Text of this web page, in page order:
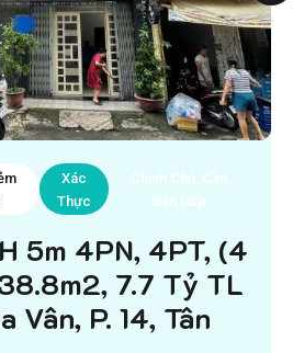
Xác
Thực
Chính Chủ, Cần
Bán Gấp
5m 4PN, 4PT, (4
7.7 Tỷ TL
Vân, P. 14, Tân